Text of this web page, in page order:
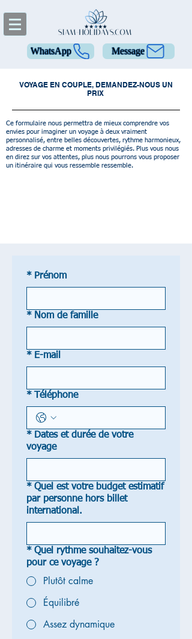
WhatsApp Message
VOYAGE EN COUPLE, DEMANDEZ-NOUS UN
PRIX
Ce formulaire nous permettra de mieux comprendre vos
envies pour imaginer un voyage à deux vraiment
personnalisé, entre belles découvertes, rythme harmonieux,
adresses de charme et moments privilégiés. Plus vous nous
en direz sur vos attentes, plus nous pourrons vous proposer
un itinéraire qui vous ressemble ressemble.
* Prénom
* Nom de famille
* E-mail
* Téléphone
* Dates et durée de votre
voyage
* Quel est votre budget estimatif
par personne hors billet
international.
* Quel rythme souhaitez-vous
pour ce voyage ?
Plutôt calme
Équilibré
Assez dynamique